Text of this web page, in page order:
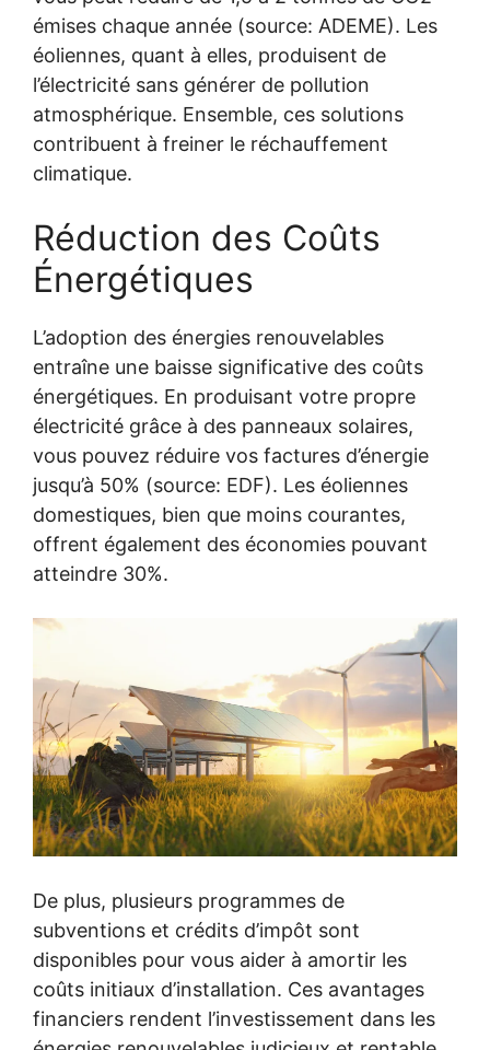
émises chaque année (source: ADEME). Les
éoliennes, quant à elles, produisent de
l’électricité sans générer de pollution
atmosphérique. Ensemble, ces solutions
contribuent à freiner le réchauffement
climatique.
Réduction des Coûts
Énergétiques
L’adoption des énergies renouvelables
entraîne une baisse significative des coûts
énergétiques. En produisant votre propre
électricité grâce à des panneaux solaires,
vous pouvez réduire vos factures d’énergie
jusqu’à 50% (source: EDF). Les éoliennes
domestiques, bien que moins courantes,
offrent également des économies pouvant
atteindre 30%.
De plus, plusieurs programmes de
subventions et crédits d’impôt sont
disponibles pour vous aider à amortir les
coûts initiaux d’installation. Ces avantages
financiers rendent l’investissement dans les